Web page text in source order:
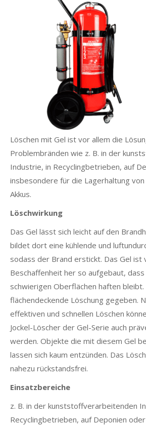
Löschen mit Gel ist vor allem die
Problembränden wie z. B. in der
Industrie, in Recyclingbetrieben, auf
insbesondere für die Lagerhaltung
Akkus.
Löschwirkung
Das Gel lässt sich leicht auf den
bildet dort eine kühlende und
sodass der Brand erstickt. Das Gel ist
Beschaffenheit her so aufgebaut, dass
schwierigen Oberflächen haften
flächendeckende Löschung gegeben.
effektiven und schnellen Löschen
Jockel-Löscher der Gel-Serie auch
werden. Objekte die mit diesem Gel
lassen sich kaum entzünden. Das
nahezu rückstandsfrei.
Einsatzbereiche
z. B. in der kunststoffverarbeitenden
Recyclingbetrieben, auf Deponien